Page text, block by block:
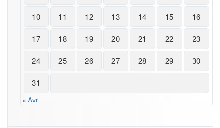
10 11 12 13 14 15 16
17 18 19 20 21 22 23
24 25 26 27 28 29 30
31
« Avr